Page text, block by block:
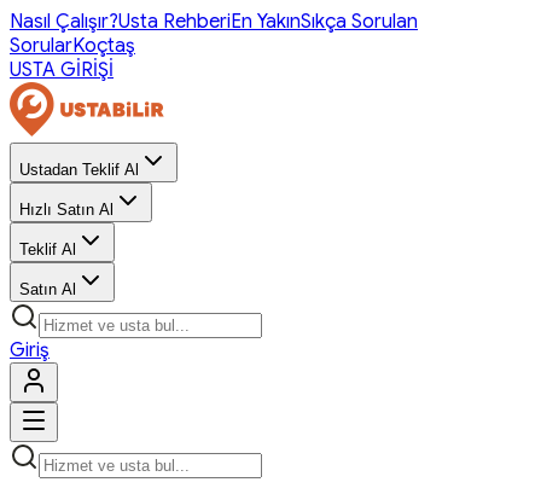
Nasıl Çalışır?Usta RehberiEn YakınSıkça Sorulan
SorularKoçtaş
USTA GİRİŞİ
Ustadan Teklif Al
Hızlı Satın Al
Teklif Al
Satın Al
Giriş